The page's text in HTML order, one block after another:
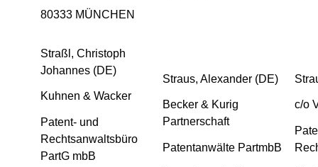
80333 MÜNCHEN
Straßl, Christoph
Johannes (DE)
Kuhnen & Wacker
Patent- und
Rechtsanwaltsbüro
PartG mbB
Straus, Alexander (DE)
Becker & Kurig
Partnerschaft
Patentanwälte PartmbB
c/o